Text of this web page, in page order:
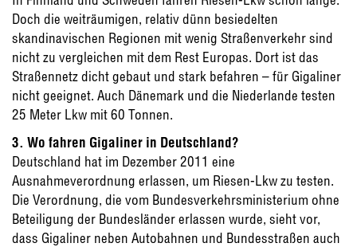
Doch die weiträumigen, relativ dünn besiedelten
skandinavischen Regionen mit wenig Straßenverkehr sind
nicht zu vergleichen mit dem Rest Europas. Dort ist das
Straßennetz dicht gebaut und stark befahren – für Gigaliner
nicht geeignet. Auch Dänemark und die Niederlande testen
25 Meter Lkw mit 60 Tonnen.
3. Wo fahren Gigaliner in Deutschland?
Deutschland hat im Dezember 2011 eine
Ausnahmeverordnung erlassen, um Riesen-Lkw zu testen.
Die Verordnung, die vom Bundesverkehrsministerium ohne
Beteiligung der Bundesländer erlassen wurde, sieht vor,
dass Gigaliner neben Autobahnen und Bundesstraßen auch